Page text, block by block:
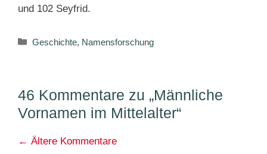
und 102 Seyfrid.
Kategorien
Geschichte, Namensforschung
46 Kommentare zu „Männliche
Vornamen im Mittelalter“
Kommentarnavigation
← Ältere Kommentare